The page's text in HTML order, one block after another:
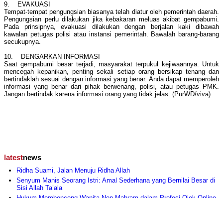
9. EVAKUASI
Tempat-tempat pengungsian biasanya telah diatur oleh pemerintah daerah.
Pengungsian perlu dilakukan jika kebakaran meluas akibat gempabumi.
Pada prinsipnya, evakuasi dilakukan dengan berjalan kaki dibawah
kawalan petugas polisi atau instansi pemerintah. Bawalah barang-barang
secukupnya.
10. DENGARKAN INFORMASI
Saat gempabumi besar terjadi, masyarakat terpukul kejiwaannya. Untuk
mencegah kepanikan, penting sekali setiap orang bersikap tenang dan
bertindaklah sesuai dengan informasi yang benar. Anda dapat memperoleh
informasi yang benar dari pihak berwenang, polisi, atau petugas PMK.
Jangan bertindak karena informasi orang yang tidak jelas. (PurWD/viva)
latestnews
Ridha Suami, Jalan Menuju Ridha Allah
Senyum Manis Seorang Istri: Amal Sederhana yang Bernilai Besar di
Sisi Allah Ta’ala